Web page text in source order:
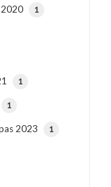
1
1
1
2023 1